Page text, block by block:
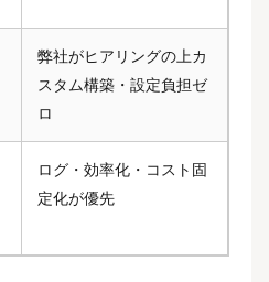
弊社がヒアリングの上カ
スタム構築・設定負担ゼ
ロ
ログ・効率化・コスト固
定化が優先